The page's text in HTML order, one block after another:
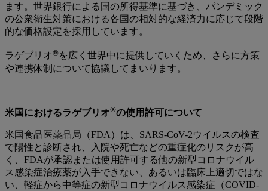
ます。世界銀行による国の所得基準に基づき、パンデミック
の公衆衛生対策における各国の相対的な経済力に応じて段階
的な価格設定を採用しています。
ラゲブリオ®を広く世界中に提供していくため、さらに方策
や連携体制について協議してまいります。
米国におけるラゲブリオ®の使用許可について
米国食品医薬品局（FDA）は、SARS-CoV-2ウイルスの検査
で陽性と診断され、入院や死亡などの重症化のリスクが高
く、FDAが承認または使用許可する他の新型コロナウイル
ス感染症治療薬が入手できない、あるいは臨床上適切ではな
い、軽症から中等症の新型コロナウイルス感染症（COVID-